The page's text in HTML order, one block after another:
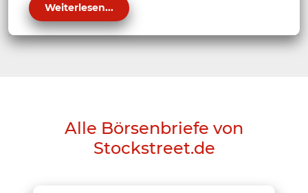
Weiterlesen...
Alle Börsenbriefe von
Stockstreet.de